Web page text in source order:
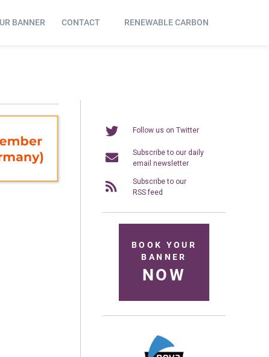
BANNER CONTACT RENEWABLE CARBON
Follow us on Twitter
Subscribe to our daily
email newsletter
Subscribe to our
RSS feed
BOOK YOUR
BANNER
NOW